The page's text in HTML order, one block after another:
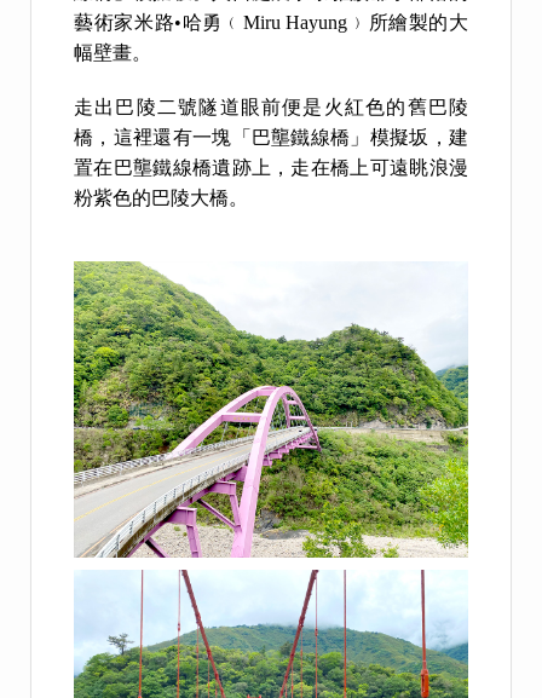
藝術家米路•哈勇﹙Miru Hayung﹚所繪製的大
幅壁畫。
走出巴陵二號隧道眼前便是火紅色的舊巴陵
橋，這裡還有一塊「巴壟鐵線橋」模擬坂，建
置在巴壟鐵線橋遺跡上，走在橋上可遠眺浪漫
粉紫色的巴陵大橋。